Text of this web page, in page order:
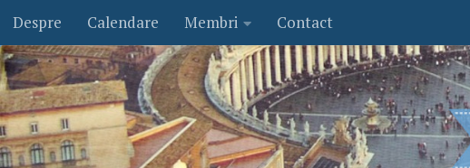
Skip to content
Despre Calendare Membri Contact